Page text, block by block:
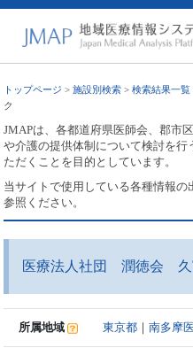
トップページ >施設別検索 >検索結果一覧
ク
JMAPは、各都道府県医師会、郡市
や介護の提供体制について検討を
ただくことを目的としています。
当サイトで使用している各種情報の
参照ください。
医療法人社団 潤徳会 久
所属地域 東京都 ｜南多摩